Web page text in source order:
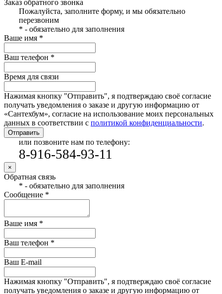
Заказ обратного звонка
Пожалуйста, заполните форму, и мы обязательно
перезвоним
* - обязательно для заполнения
Ваше имя *
Ваш телефон *
Время для связи
Нажимая кнопку "Отправить", я подтверждаю своё согласие
получать уведомления о заказе и другую информацию от
«Сантехбум», согласие на использование моих персональных
данных в соответствии с политикой конфиденциальности.
Отправить
или позвоните нам по телефону:
8-916-584-93-11
×
Обратная связь
* - обязательно для заполнения
Сообщение *
Ваше имя *
Ваш телефон *
Ваш E-mail
Нажимая кнопку "Отправить", я подтверждаю своё согласие
получать уведомления о заказе и другую информацию от